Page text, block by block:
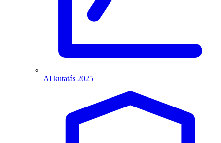
AI kutatás 2025